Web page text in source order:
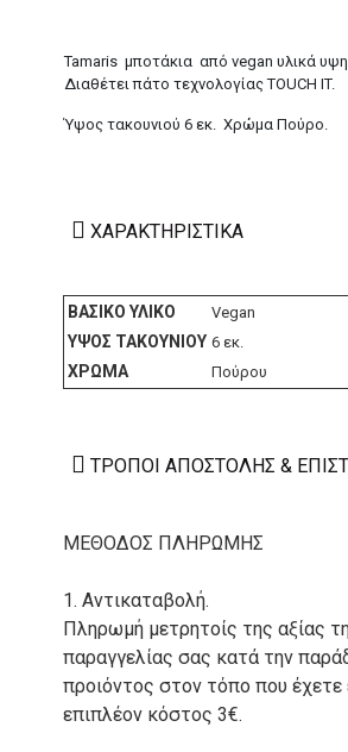
Tamaris μποτάκια από vegan υλικά
Διαθέτει πάτο τεχνολογίας TOUCH IT.
Ύψος τακουνιού 6 εκ. Χρώμα Πούρο.
ΧΑΡΑΚΤΗΡΙΣΤΙΚΆ
ΒΑΣΙΚΌ ΥΛΙΚΌ Vegan
ΎΨΟΣ ΤΑΚΟΥΝΙΟΎ 6 εκ.
ΧΡΏΜΑ Πούρου
ΤΡΌΠΟΙ ΑΠΟΣΤΟΛΉΣ &
ΜΕΘΟΔΟΣ ΠΛΗΡΩΜΗΣ
1. Αντικαταβολή.
Πληρωμή μετρητοίς της αξίας
παραγγελίας σας κατά την
προιόντος στον τόπο που έχετε
επιπλέον κόστος 3€.